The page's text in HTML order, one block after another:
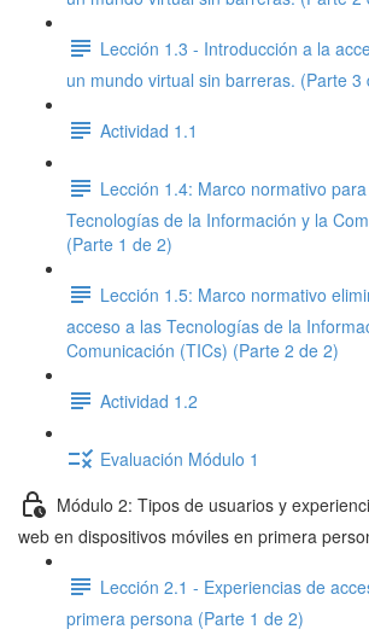
Lección 1.3 - Introducción a la
un mundo virtual sin barreras. (Parte 3
Actividad 1.1
Lección 1.4: Marco normativo
Tecnologías de la Información y la
(Parte 1 de 2)
Lección 1.5: Marco normativo
acceso a las Tecnologías de la
Comunicación (TICs) (Parte 2 de 2)
Actividad 1.2
Evaluación Módulo 1
Módulo 2: Tipos de usuarios y
web en dispositivos móviles en primera
Lección 2.1 - Experiencias de
primera persona (Parte 1 de 2)